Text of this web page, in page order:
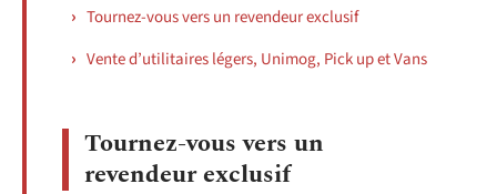
Tournez-vous vers un revendeur exclusif
Vente d’utilitaires légers, Unimog, Pick up et Vans
Tournez-vous vers un
revendeur exclusif